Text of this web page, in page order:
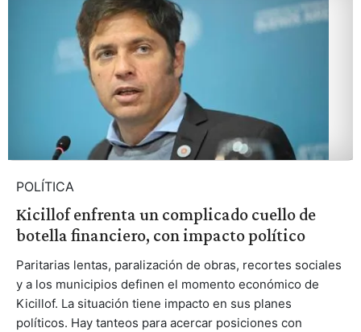
POLÍTICA
Kicillof enfrenta un complicado cuello de
botella financiero, con impacto político
Paritarias lentas, paralización de obras, recortes sociales
y a los municipios definen el momento económico de
Kicillof. La situación tiene impacto en sus planes
políticos. Hay tanteos para acercar posiciones con